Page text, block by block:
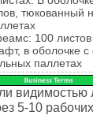
тюкованный
100
в оболочке
паллетах
видимостью
5-10